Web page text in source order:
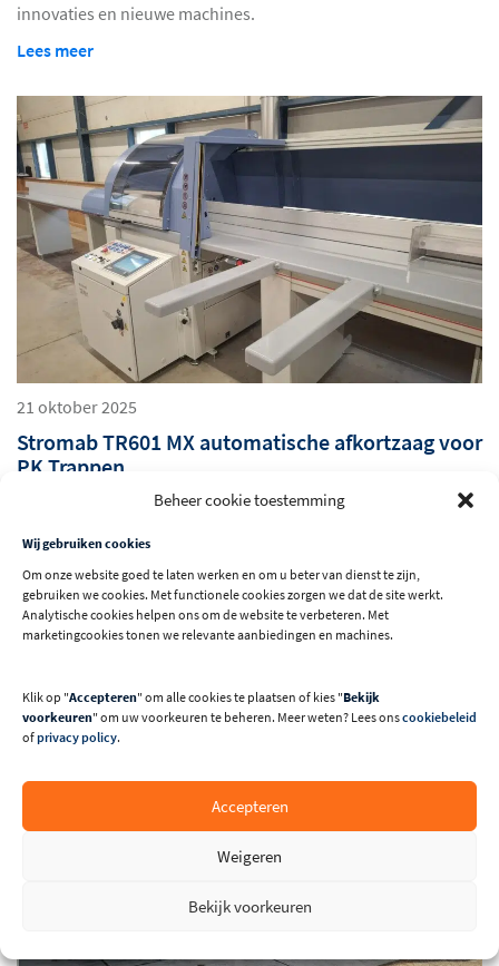
Beheer cookie toestemming
Wij gebruiken cookies
Om onze website goed te laten werken en om u beter van dienst te zijn,
gebruiken we cookies. Met functionele cookies zorgen we dat de site werkt.
Analytische cookies helpen ons om de website te verbeteren. Met
marketingcookies tonen we relevante aanbiedingen en machines.
Klik op "Accepteren" om alle cookies te plaatsen of kies "Bekijk
voorkeuren" om uw voorkeuren te beheren. Meer weten? Lees onscookiebeleid
ofprivacy policy.
Accepteren
Weigeren
Bekijk voorkeuren
innovaties en nieuwe machines.
Lees meer
21 oktober 2025
Stromab TR601 MX automatische afkortzaag voor
PK Trappen
PK Trappen produceert hoogwaardige houten trappen. Van
het afkorten van het hout hebben we hier een Stromab TR601
MX hoogwaardige afkortzaagmachine geleverd en
geïnstalleerd.
Lees meer